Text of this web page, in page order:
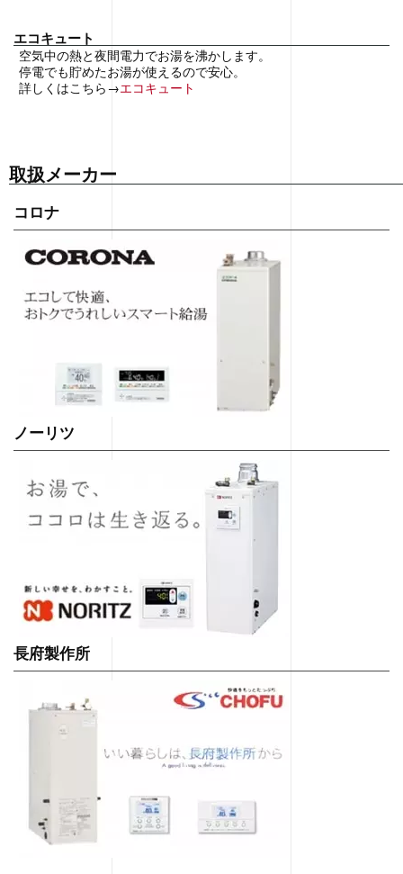
エコキュート
空気中の熱と夜間電力でお湯を沸かします。
停電でも貯めたお湯が使えるので安心。
詳しくはこちら→エコキュート
取扱メーカー
コロナ
ノーリツ
長府製作所